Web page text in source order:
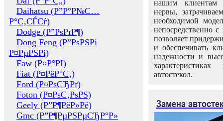
Daihatsu (Р”Р°Р№С…
Р°С‚СЃСѓ)
Dodge (Р”РѕРґР¶)
Dong Feng (Р”РѕРЅРі
Р¤РµРЅРі)
Faw (Р¤Р°РІ)
Fiat (Р¤РёР°С‚)
Ford (Р¤РѕСЂРґ)
Foton (Р¤РѕС‚РѕРЅ)
Geely (Р”Р¶РёР»Рё)
Gmc (Р”Р¶РµРЅРµСЂР°Р»
нашим клиентам
нервы,
необходимой
непосредственно
позволяет
и обеспечивать
надежности и
автостекол.
Замена